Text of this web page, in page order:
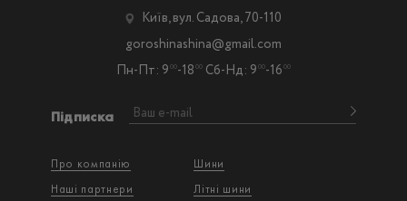
Про компанію
Наші партнери
Шини
Літні шини
Підписка
Київ, вул. Садова, 70-110
Пн-Пт: 9 00-18 00 Сб-Нд: 9 00-16 00
goroshinashina@gmail.com